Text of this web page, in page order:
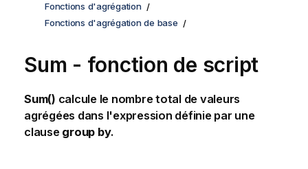
Fonctions d'agrégation
Fonctions d'agrégation de base
Sum - fonction de script
Sum() calcule le nombre total de valeurs
agrégées dans l'expression définie par une
clause group by.